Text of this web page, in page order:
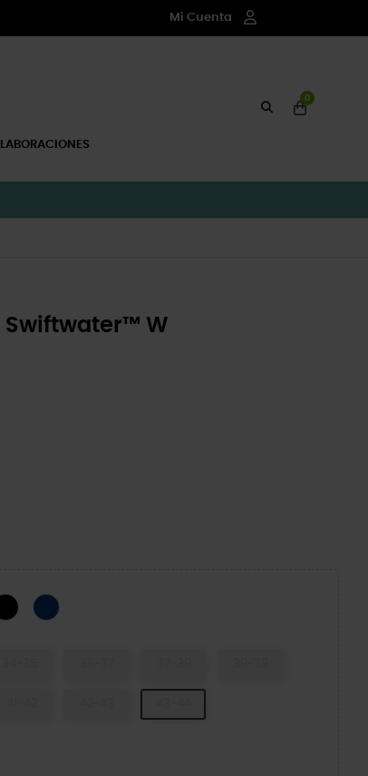
Mi Cuenta
0
Swiftwater™ W
Black/BlackNavy/White